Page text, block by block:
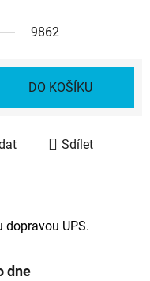
9862
DO KOŠÍKU
Sdílet
dopravou UPS.
dne